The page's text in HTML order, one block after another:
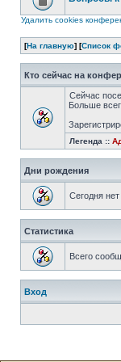
Удалить cookies
[На главную] [Список
Кто сейчас на
Сейчас
Больше
Легенда ::
Дни рождения
Сегодня
Статистика
Всего
Вход